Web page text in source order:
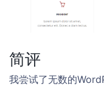
简评
我尝试了无数的